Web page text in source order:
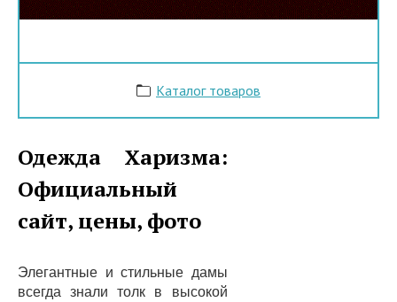
Каталог товаров
Одежда Харизма:
Официальный
сайт, цены, фото
Элегантные и стильные дамы
всегда знали толк в высокой